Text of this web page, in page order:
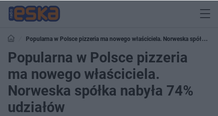
Popularna w Polsce pizzeria ma nowego właściciela. Norweska spółka
nabyła 74% udziałów
Popularna w Polsce pizzeria
ma nowego właściciela.
Norweska spółka nabyła 74%
udziałów